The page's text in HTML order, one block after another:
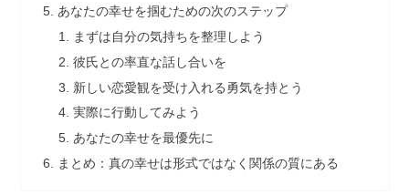
あなたの幸せを掴むための次のステップ
まずは自分の気持ちを整理しよう
彼氏との率直な話し合いを
新しい恋愛観を受け入れる勇気を持とう
実際に行動してみよう
あなたの幸せを最優先に
まとめ：真の幸せは形式ではなく関係の質にある